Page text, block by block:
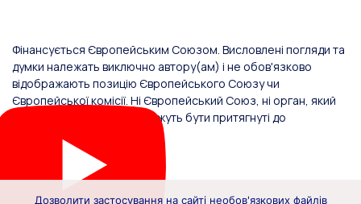
Фінансується Європейським Союзом. Висловлені погляди та
думки належать виключно автору(ам) і не обов'язково
відображають позицію Європейського Союзу чи
Європейської комісії. Ні Європейський Союз, ні орган, який
надав фінансування, не можуть бути притягнуті до
Дозволити застосування на сайті необов'язкових файлів